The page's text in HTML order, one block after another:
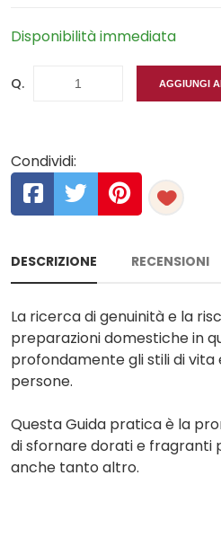
Disponibilità immediata
Q. AGGIUNGI
Condividi:
DESCRIZIONE RECENSIONI
La ricerca di genuinità e la
preparazioni domestiche in
profondamente gli stili di vita
persone.
Questa Guida pratica è la
di sfornare dorati e fragranti
anche tanto altro.